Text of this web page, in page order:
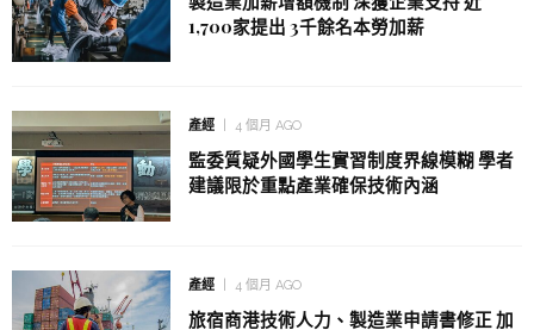
1,700家提出 3千餘名本勞加薪
產經 4 個月 AGO
監委質疑外國學生實習制度界線模糊 學者
建議限於重點產業確保技術內涵
產經 4 個月 AGO
旅宿商港技術人力、製造業申請書修正 加